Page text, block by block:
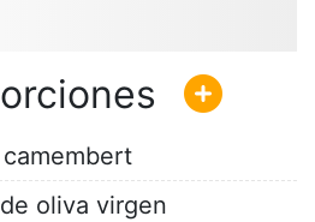
camembert
de oliva virgen